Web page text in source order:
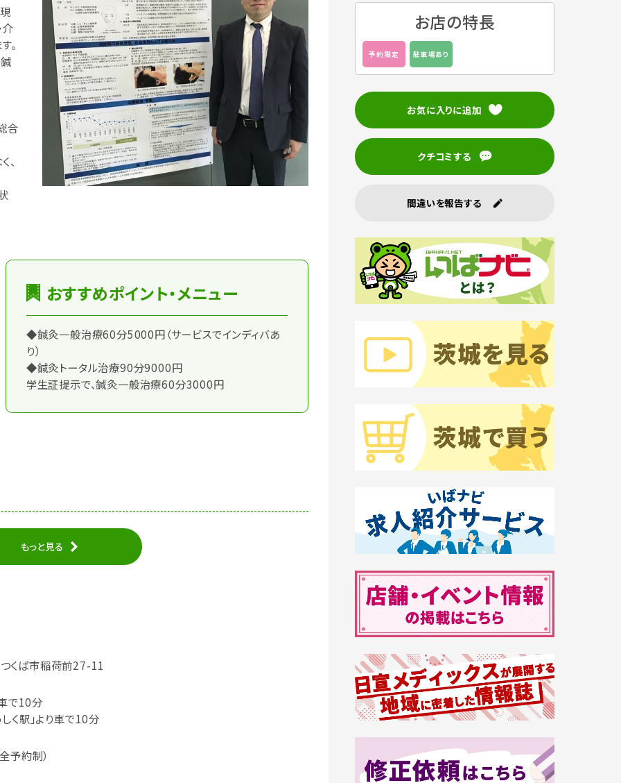
介
。
合
、
おすすめポイント・メニュー
◆鍼灸一般治療60分5000円（サービスでインディバあ
り）
◆鍼灸トータル治療90分9000円
学生証提示で、鍼灸一般治療60分3000円
もっと見る
くば市稲荷前27-11
で10分
く駅」より車で10分
予約制）
お店の特長
予約限定 駐車場あり
お気に入りに追加
クチコミする
間違いを報告する